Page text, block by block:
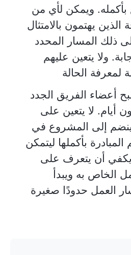
ويمكن لأي من
يهتمون بالامتثال
ذلك المسار المحدد
ولا يتعين عليهم
أعضاء الفريق الجدد
أيام. لا يتعين على
إلى المشروع في
بأكملها ليتمكن
أن يتعرف على
الخاص به ويبدأ
العمل حدودًا صغيرة